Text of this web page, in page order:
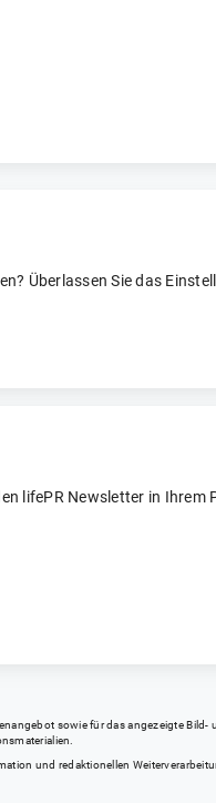
Überlassen Sie das
lifePR Newsletter in Ihrem
sowie für das angezeigte
und redaktionellen